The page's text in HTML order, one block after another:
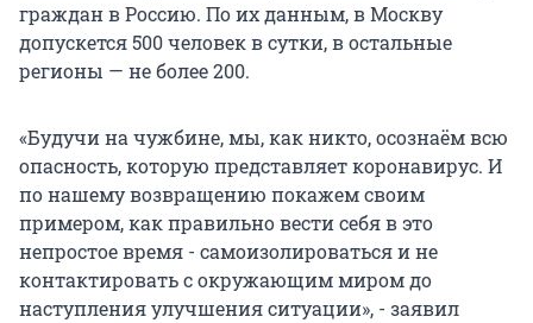
граждан в Россию. По их данным, в Москву
допускется 500 человек в сутки, в остальные
регионы — не более 200.
«Будучи на чужбине, мы, как никто, осознаём всю
опасность, которую представляет коронавирус. И
по нашему возвращению покажем своим
примером, как правильно вести себя в это
непростое время - самоизолироваться и не
контактировать с окружающим миром до
наступления улучшения ситуации», - заявил